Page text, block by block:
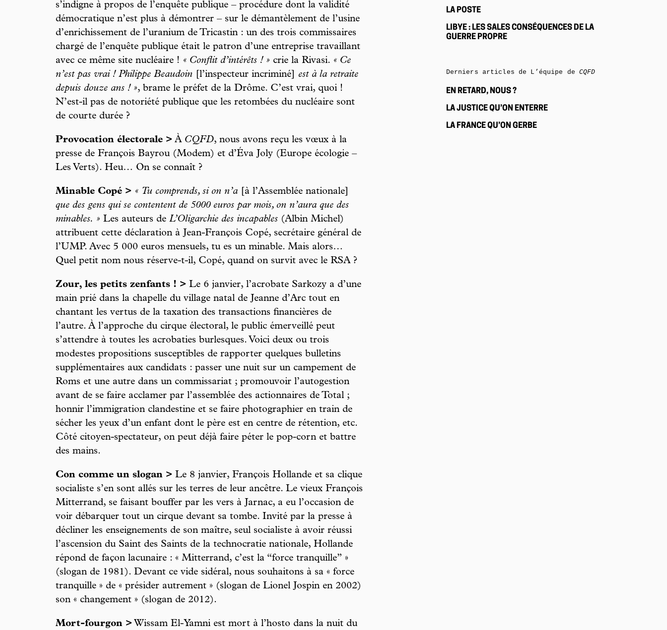
s’indigne à propos de l’enquête publique – procédure dont la validité
démocratique n’est plus à démontrer – sur le démantèlement de l’usine
d’enrichissement de l’uranium de Tricastin : un des trois commissaires
chargé de l’enquête publique était le patron d’une entreprise travaillant
avec ce même site nucléaire ! « Conflit d’intérêts ! » crie la Rivasi. « Ce
n’est pas vrai ! Philippe Beaudoin [l’inspecteur incriminé] est à la retraite
depuis douze ans ! », brame le préfet de la Drôme. C’est vrai, quoi !
N’est-il pas de notoriété publique que les retombées du nucléaire sont
de courte durée ?
Provocation électorale > À CQFD, nous avons reçu les vœux à la
presse de François Bayrou (Modem) et d’Éva Joly (Europe écologie –
Les Verts). Heu… On se connaît ?
Minable Copé > « Tu comprends, si on n’a
[à l’Assemblée nationale]
que des gens qui se contentent de 5000 euros par mois, on n’aura que des
minables. » Les auteurs de L’Oligarchie des incapables (Albin Michel)
attribuent cette déclaration à Jean-François Copé, secrétaire général de
l’UMP. Avec 5 000 euros mensuels, tu es un minable. Mais alors…
Quel petit nom nous réserve-t-il, Copé, quand on survit avec le RSA ?
Zour, les petits zenfants ! > Le 6 janvier, l’acrobate Sarkozy a d’une
main prié dans la chapelle du village natal de Jeanne d’Arc tout en
chantant les vertus de la taxation des transactions financières de
l’autre. À l’approche du cirque électoral, le public émerveillé peut
s’attendre à toutes les acrobaties burlesques. Voici deux ou trois
modestes propositions susceptibles de rapporter quelques bulletins
supplémentaires aux candidats : passer une nuit sur un campement de
Roms et une autre dans un commissariat ; promouvoir l’autogestion
avant de se faire acclamer par l’assemblée des actionnaires de Total ;
honnir l’immigration clandestine et se faire photographier en train de
sécher les yeux d’un enfant dont le père est en centre de rétention, etc.
Côté citoyen-spectateur, on peut déjà faire péter le pop-corn et battre
des mains.
Con comme un slogan > Le 8 janvier, François Hollande et sa clique
socialiste s’en sont allés sur les terres de leur ancêtre. Le vieux François
Mitterrand, se faisant bouffer par les vers à Jarnac, a eu l’occasion de
voir débarquer tout un cirque devant sa tombe. Invité par la presse à
décliner les enseignements de son maître, seul socialiste à avoir réussi
l’ascension du Saint des Saints de la technocratie nationale, Hollande
répond de façon lacunaire : « Mitterrand, c’est la “force tranquille” »
(slogan de 1981). Devant ce vide sidéral, nous souhaitons à sa « force
tranquille » de « présider autrement » (slogan de Lionel Jospin en 2002)
son « changement » (slogan de 2012).
Mort-fourgon > Wissam El-Yamni est mort à l’hosto dans la nuit du
LA POSTE
LIBYE : LES SALES CONSÉQUENCES DE LA
GUERRE PROPRE
Derniers articles de L’équipe de CQFD
EN RETARD, NOUS ?
LA JUSTICE QU’ON ENTERRE
LA FRANCE QU’ON GERBE